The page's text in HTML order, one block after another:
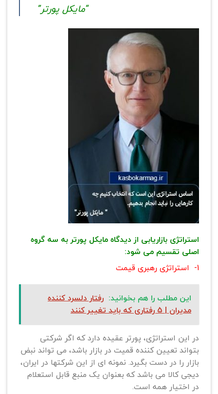
“مایکل پورتر”
استراتژی بازاریابی از دیدگاه مایکل پورتر به سه گروه
اصلی تقسیم می شود:
1- استراتژی رهبری قیمت
این مطلب را هم بخوانید: رفتار دلسرد کننده
مدیران | 5 رفتاری که باید تغییر کنند
در این استراتژی، پورتر عقیده دارد که اگر شرکتی
بتواند تعیین کننده قمیت در بازار باشد، می تواند نبض
بازار را در دست بگیرد. نمونه ای از این شرکتها در ایران،
دیجی کالا می باشد که بعنوان یک منبع قابل استعلام
در اختیار همه است.